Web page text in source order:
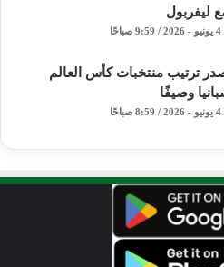
ليفربول
ترتيب منتخبات كأس العالم